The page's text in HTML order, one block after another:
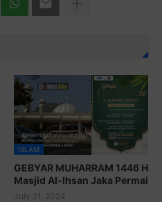
ISLAM
GEBYAR MUHARRAM 1446 H
Masjid Al-Ihsan Jaka Permai
July 21, 2024